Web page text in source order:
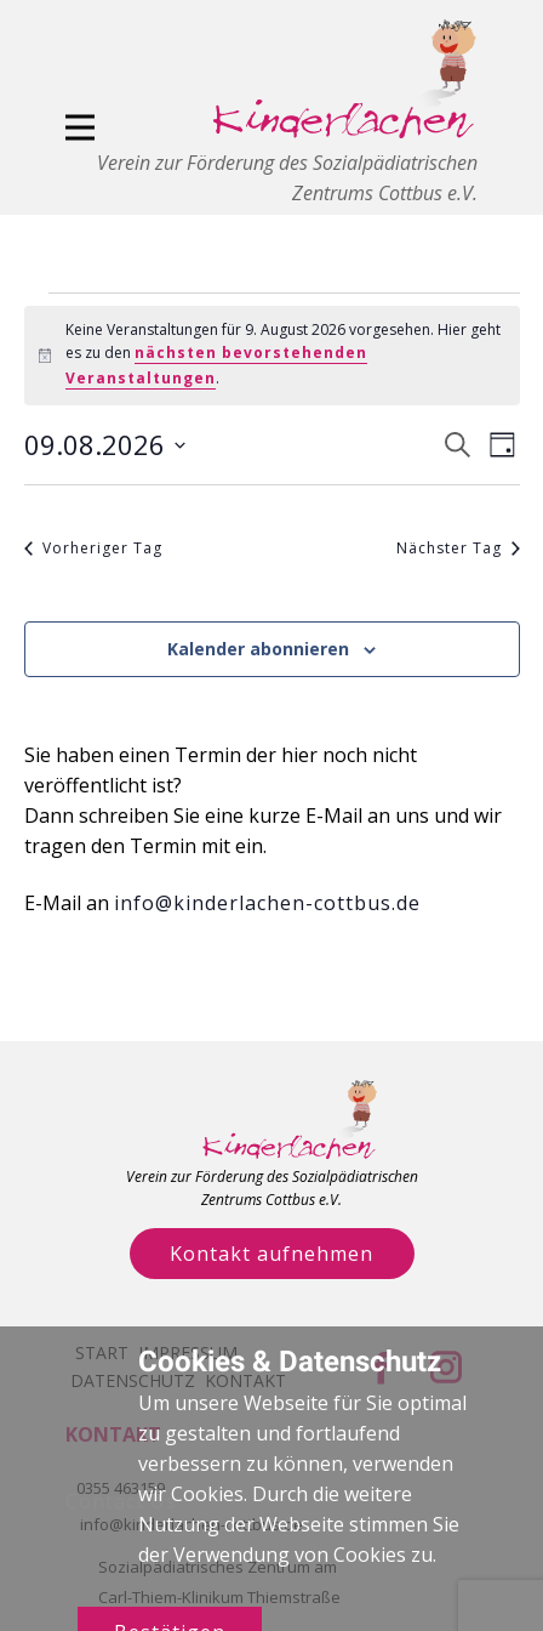
Verein zur Förderung des Sozialpädiatrischen
Zentrums Cottbus e.V.
Veranstaltungen
für
August
2026
Hinweis
Keine Veranstaltungen für 9. August 2026 vorgesehen. Hier geht
es zu den nächsten bevorstehenden
Veranstaltungen.
Suche
SucheTag
09.08.2026
Datum
Vorheriger Tag Nächster Tag
Kalender abonnieren
Sie haben einen Termin der hier noch nicht
veröffentlicht ist?
Dann schreiben Sie eine kurze E-Mail an uns und wir
tragen den Termin mit ein.
E-Mail an info@kinderlachen-cottbus.de
Verein zur Förderung des Sozialpädiatrischen
Zentrums Cottbus e.V.
Kontakt aufnehmen
START IMPRESSUM
DATENSCHUTZ KONTAKT
KONTAKT
Contact Us
0355 463159
info@kinderlachen-cottbus.de
Sozialpädiatrisches Zentrum am
Carl-Thiem-Klinikum Thiemstraße
Cookies & Datenschutz
Um unsere Webseite für Sie optimal
zu gestalten und fortlaufend
verbessern zu können, verwenden
wir Cookies. Durch die weitere
Nutzung der Webseite stimmen Sie
der Verwendung von Cookies zu.